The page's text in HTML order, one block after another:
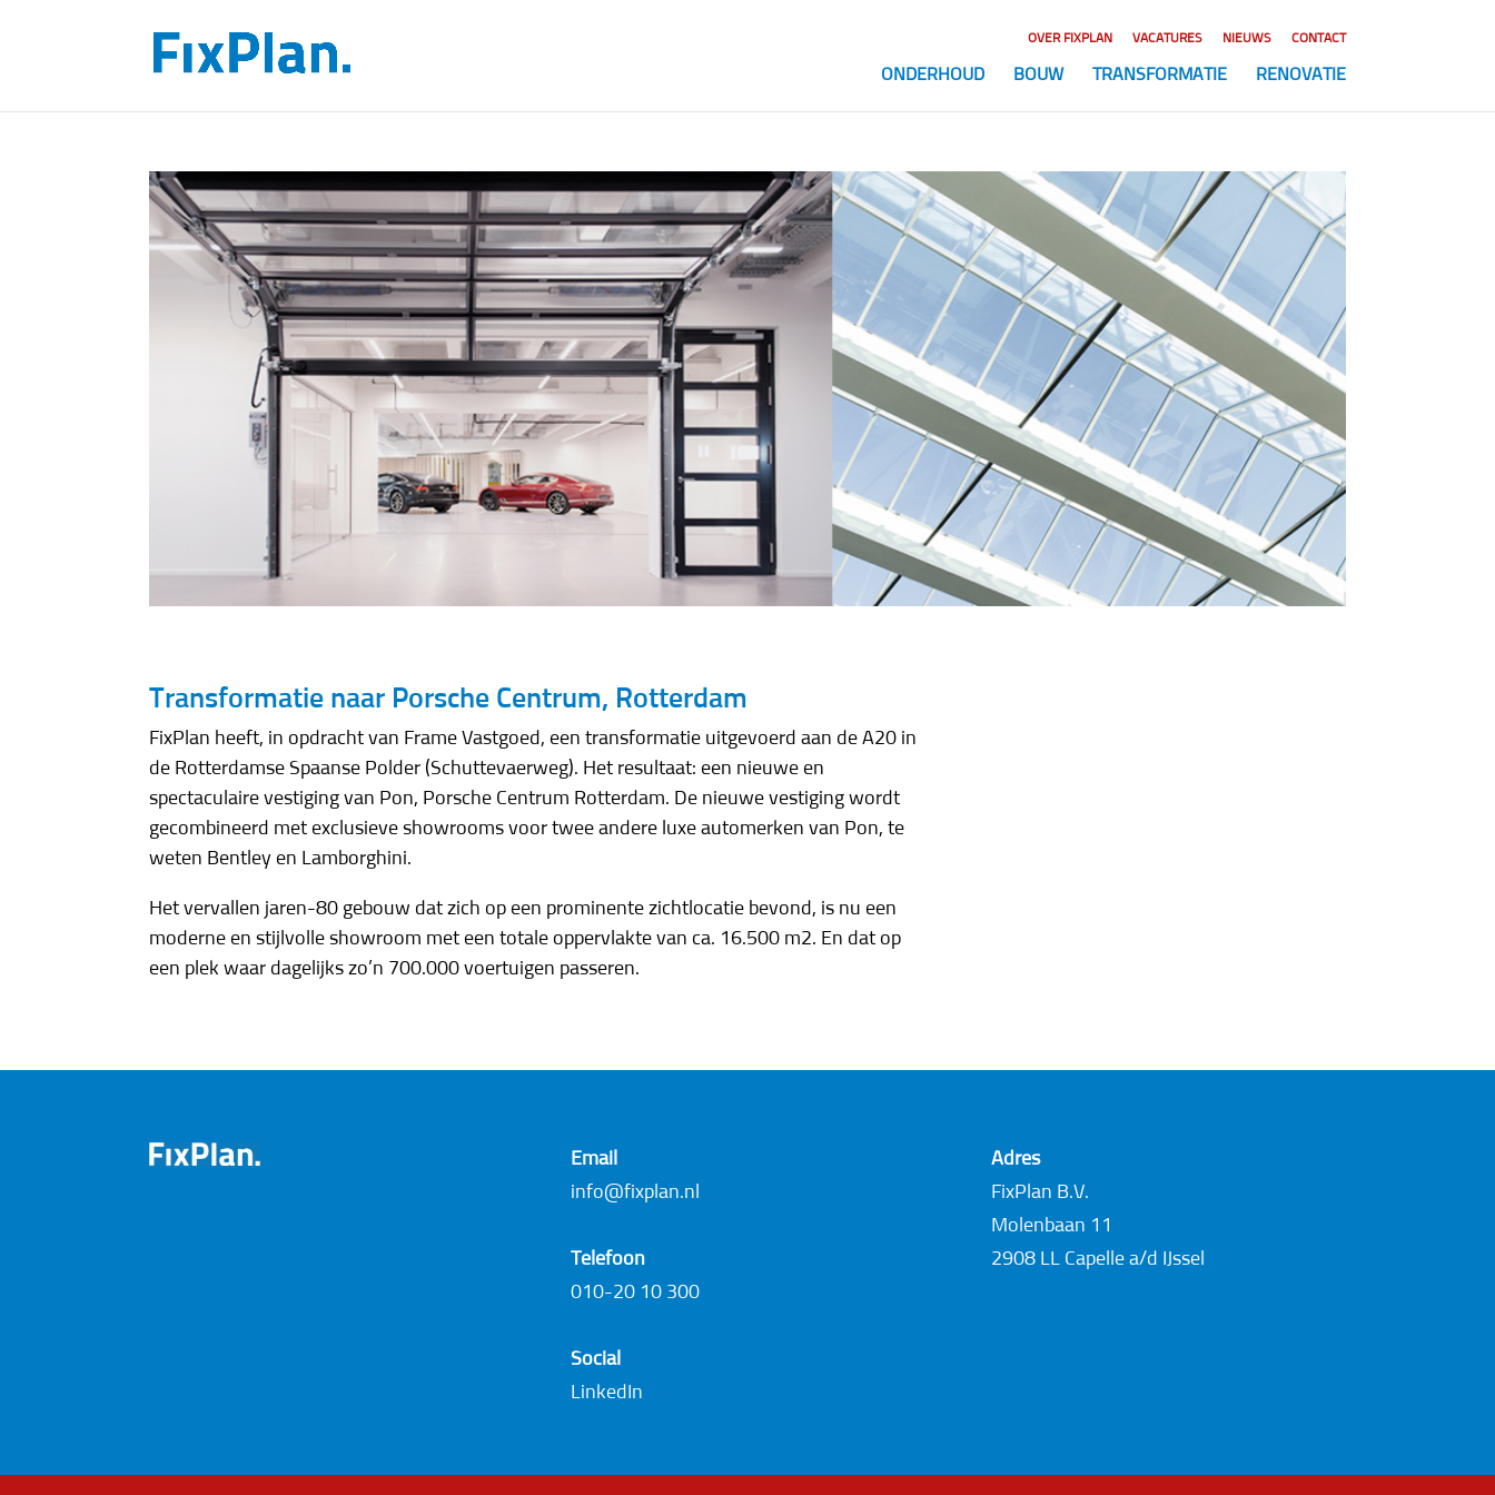
OVER FIXPLAN VACATURES NIEUWS CONTACT
ONDERHOUD BOUW TRANSFORMATIE RENOVATIE
Transformatie naar Porsche Centrum, Rotterdam
FixPlan heeft, in opdracht van Frame Vastgoed, een transformatie uitgevoerd aan de A20 in
de Rotterdamse Spaanse Polder (Schuttevaerweg). Het resultaat: een nieuwe en
spectaculaire vestiging van Pon, Porsche Centrum Rotterdam. De nieuwe vestiging wordt
gecombineerd met exclusieve showrooms voor twee andere luxe automerken van Pon, te
weten Bentley en Lamborghini.
Het vervallen jaren-80 gebouw dat zich op een prominente zichtlocatie bevond, is nu een
moderne en stijlvolle showroom met een totale oppervlakte van ca. 16.500 m2. En dat op
een plek waar dagelijks zo’n 700.000 voertuigen passeren.
Email
info@fixplan.nl
Telefoon
010-20 10 300
Social
LinkedIn
Adres
FixPlan B.V.
Molenbaan 11
2908 LL Capelle a/d IJssel